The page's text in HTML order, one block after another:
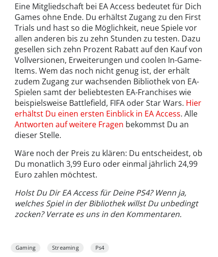
Eine Mitgliedschaft bei EA Access bedeutet für Dich
Games ohne Ende. Du erhältst Zugang zu den First
Trials und hast so die Möglichkeit, neue Spiele vor
allen anderen bis zu zehn Stunden zu testen. Dazu
gesellen sich zehn Prozent Rabatt auf den Kauf von
Vollversionen, Erweiterungen und coolen In-Game-
Items. Wem das noch nicht genug ist, der erhält
zudem Zugang zur wachsenden Bibliothek von EA-
Spielen samt der beliebtesten EA-Franchises wie
beispielsweise Battlefield, FIFA oder Star Wars. Hier
erhältst Du einen ersten Einblick in EA Access. Alle
Antworten auf weitere Fragen bekommst Du an
dieser Stelle.
Wäre noch der Preis zu klären: Du entscheidest, ob
Du monatlich 3,99 Euro oder einmal jährlich 24,99
Euro zahlen möchtest.
Holst Du Dir EA Access für Deine PS4? Wenn ja,
welches Spiel in der Bibliothek willst Du unbedingt
zocken? Verrate es uns in den Kommentaren.
Gaming Streaming Ps4